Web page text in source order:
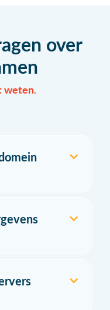
over
weten.